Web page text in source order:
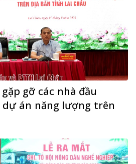
gỡ các nhà đầu
án năng lượng trên